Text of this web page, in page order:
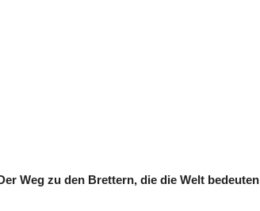
Weg zu den Brettern, die die Welt bedeuten